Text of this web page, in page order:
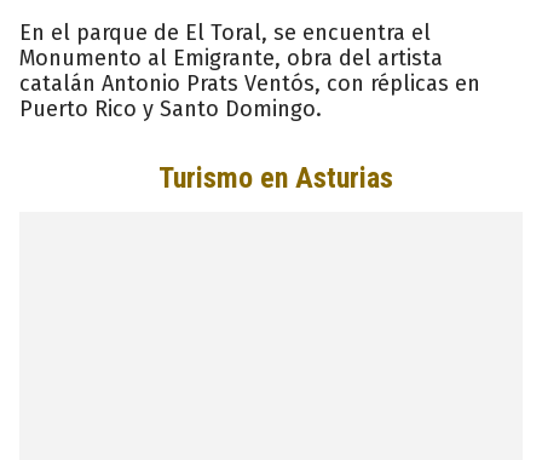
En el parque de El Toral, se encuentra el
Monumento al Emigrante, obra del artista
catalán Antonio Prats Ventós, con réplicas en
Puerto Rico y Santo Domingo.